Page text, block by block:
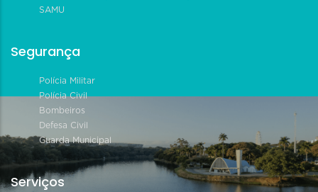
SAMU
Segurança
Polícia Militar
Polícia Civil
Bombeiros
Defesa Civil
Guarda Municipal
Serviços